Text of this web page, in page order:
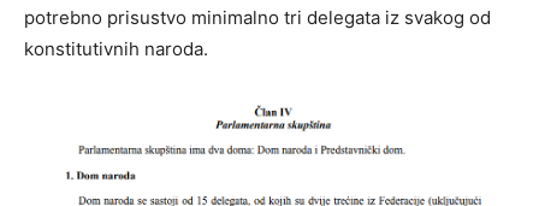
potrebno prisustvo minimalno tri delegata iz svakog od
konstitutivnih naroda.